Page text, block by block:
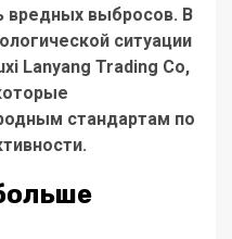
вредных выбросов. В
ситуации
Lanyang Trading Co,
стандартам по